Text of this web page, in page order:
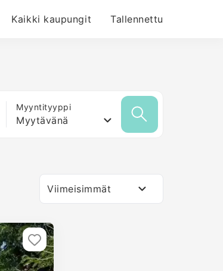
Kaikki kaupungit Tallennettu
Myyntityyppi
Myytävänä
Viimeisimmät